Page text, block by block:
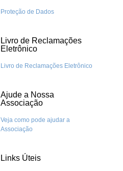
Proteção de Dados
Livro de Reclamações
Eletrônico
Livro de Reclamações Eletrônico
Ajude a Nossa
Associação
Veja como pode ajudar a
Associação
Links Úteis